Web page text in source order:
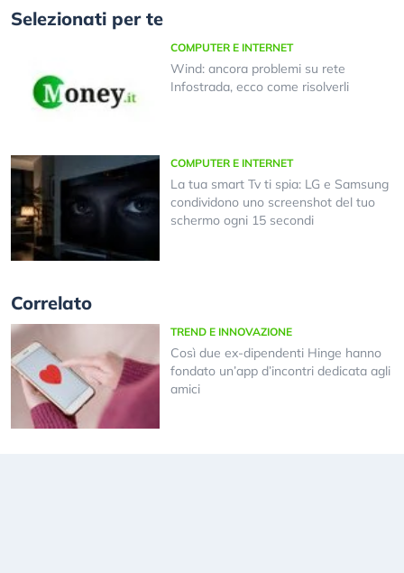
Selezionati per te
COMPUTER E INTERNET
Wind: ancora problemi su rete
Infostrada, ecco come risolverli
COMPUTER E INTERNET
La tua smart Tv ti spia: LG e Samsung
condividono uno screenshot del tuo
schermo ogni 15 secondi
Correlato
TREND E INNOVAZIONE
Così due ex-dipendenti Hinge hanno
fondato un’app d’incontri dedicata agli
amici